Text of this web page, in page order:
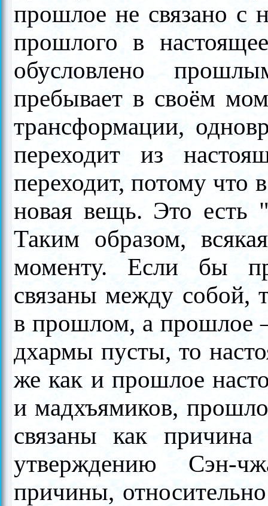
прошлое не связано с
прошлого в
обусловлено
пребывает в своём
трансформации,
переходит из
переходит, потому что
новая вещь. Это есть
Таким образом,
моменту. Если бы
связаны между собой,
в прошлом, а прошлое
дхармы пусты, то
же как и прошлое
и мадхъямиков,
связаны как причина
утверждению Сэн-
причины,